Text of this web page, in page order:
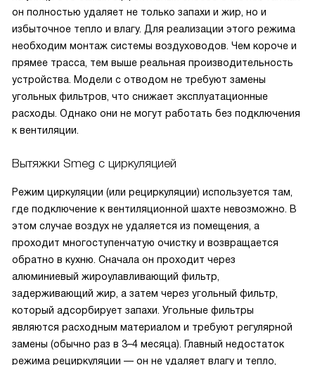
он полностью удаляет не только запахи и жир, но и
избыточное тепло и влагу. Для реализации этого режима
необходим монтаж системы воздуховодов. Чем короче и
прямее трасса, тем выше реальная производительность
устройства. Модели с отводом не требуют замены
угольных фильтров, что снижает эксплуатационные
расходы. Однако они не могут работать без подключения
к вентиляции.
Вытяжки Smeg с циркуляцией
Режим циркуляции (или рециркуляции) используется там,
где подключение к вентиляционной шахте невозможно. В
этом случае воздух не удаляется из помещения, а
проходит многоступенчатую очистку и возвращается
обратно в кухню. Сначала он проходит через
алюминиевый жироулавливающий фильтр,
задерживающий жир, а затем через угольный фильтр,
который адсорбирует запахи. Угольные фильтры
являются расходным материалом и требуют регулярной
замены (обычно раз в 3–4 месяца). Главный недостаток
режима рециркуляции — он не удаляет влагу и тепло,